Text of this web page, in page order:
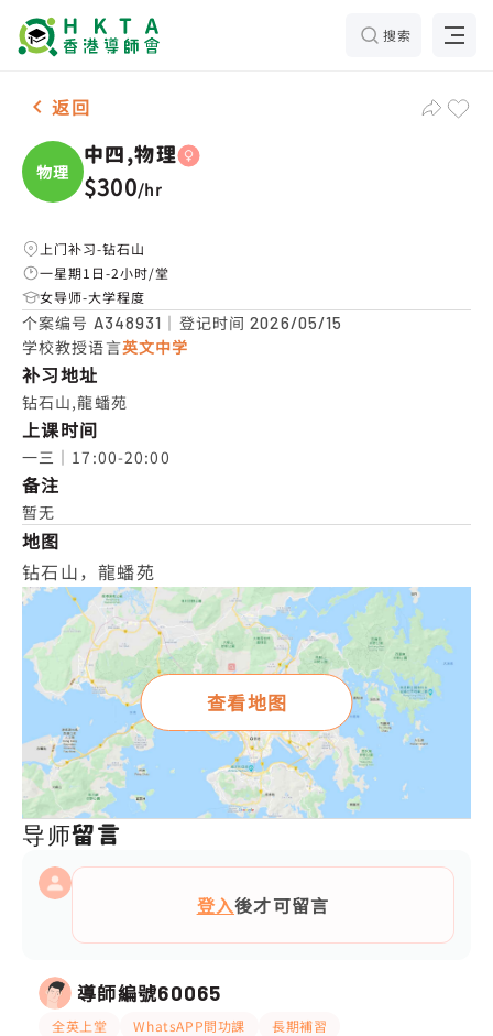
搜索
女-1名 中四,物理，钻石山 补习推介
返回
物理
中四,物理
$300/hr
上门补习-钻石山
一星期1日-2小时/堂
女导师-大学程度
个案编号 A348931 ｜登记时间2026/05/15
学校教授语言英文中学
补习地址
钻石山,龍蟠苑
上课时间
一三｜17:00-20:00
备注
暂无
地图
钻石山，龍蟠苑
查看地图
导师留言
登入後才可留言
導師編號60065
全英上堂 WhatsAPP問功課 長期補習